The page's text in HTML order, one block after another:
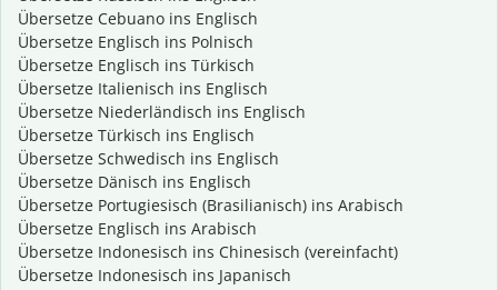
Übersetze Cebuano ins Englisch
Übersetze Englisch ins Polnisch
Übersetze Englisch ins Türkisch
Übersetze Italienisch ins Englisch
Übersetze Niederländisch ins Englisch
Übersetze Türkisch ins Englisch
Übersetze Schwedisch ins Englisch
Übersetze Dänisch ins Englisch
Übersetze Portugiesisch (Brasilianisch) ins Arabisch
Übersetze Englisch ins Arabisch
Übersetze Indonesisch ins Chinesisch (vereinfacht)
Übersetze Indonesisch ins Japanisch